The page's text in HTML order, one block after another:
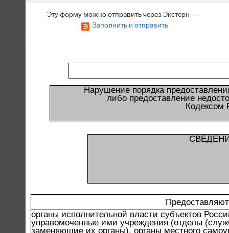
Эту форму можно отправить через Экстерн —
Заполнить и отправить
Нарушение порядка
либо предоставление
Кодексом
органы исполнительной власти субъектов
управомоченные ими учреждения (отделы
заменяющие их органы), органы местного